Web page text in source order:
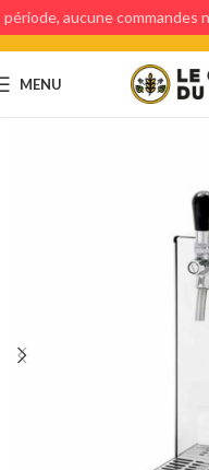
MENU
période, aucune commandes
étant fermé, aucun